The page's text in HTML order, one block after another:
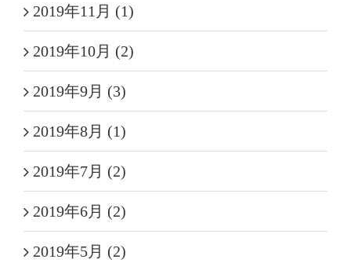
2019年11月 (1)
2019年10月 (2)
2019年9月 (3)
2019年8月 (1)
2019年7月 (2)
2019年6月 (2)
2019年5月 (2)